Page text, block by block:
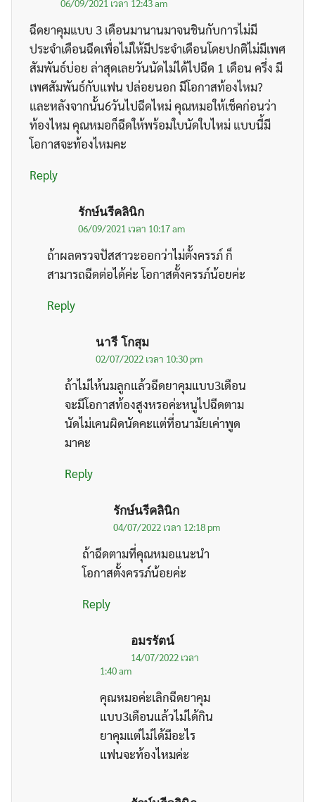
06/09/2021 เวลา 12:43 am
ฉีดยาคุมแบบ 3 เดือนมานานมาจนชินกับการไม่มี
ประจำเดือนฉีดเพื่อไม่ให้มีประจำเดือนโดยปกติไม่มีเพศ
สัมพันธ์บ่อย ล่าสุดเลยวันนัดไม่ได้ไปฉีด 1 เดือน ครึ่ง มี
เพศสัมพันธ์กับแฟน ปล่อยนอก มีโอกาสท้องไหม?
และหลังจากนั้น6วันไปฉีดไหม่ คุณหมอให้เช็คก่อนว่า
ท้องไหม คุณหมอก็ฉีดให้พร้อมใบนัดใบไหม่ แบบนี้มี
โอกาสจะท้องไหมคะ
Reply
รักษ์นรีคลินิก
06/09/2021 เวลา 10:17 am
ถ้าผลตรวจปัสสาวะออกว่าไม่ตั้งครรภ์ ก็
สามารถฉีดต่อได้ค่ะ โอกาสตั้งครรภ์น้อยค่ะ
Reply
นารี โกสุม
02/07/2022 เวลา 10:30 pm
ถ้าไม่ไห้นมลูกแล้วฉีดยาคุมแบบ3เดือน
จะมีโอกาสท้องสูงหรอค่ะหนูไปฉีดตาม
นัดไม่เคนผิดนัดคะแต่ที่อนามัยเค่าพูด
มาคะ
Reply
รักษ์นรีคลินิก
04/07/2022 เวลา 12:18 pm
ถ้าฉีดตามที่คุณหมอแนะนำ
โอกาสตั้งครรภ์น้อยค่ะ
Reply
อมรรัตน์
14/07/2022 เวลา
1:40 am
คุณหมอค่ะเลิกฉีดยาคุม
แบบ3เดือนแล้วไม่ได้กิน
ยาคุมแต่ไม่ได้มีอะไร
แฟนจะท้องไหมค่ะ